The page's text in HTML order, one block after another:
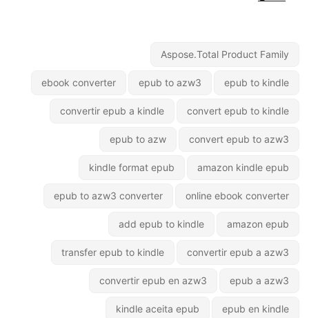
Aspose.Total Product Family
epub to kindle
epub to azw3
ebook converter
convert epub to kindle
convertir epub a kindle
convert epub to azw3
epub to azw
amazon kindle epub
kindle format epub
online ebook converter
epub to azw3 converter
amazon epub
add epub to kindle
convertir epub a azw3
transfer epub to kindle
epub a azw3
convertir epub en azw3
epub en kindle
kindle aceita epub